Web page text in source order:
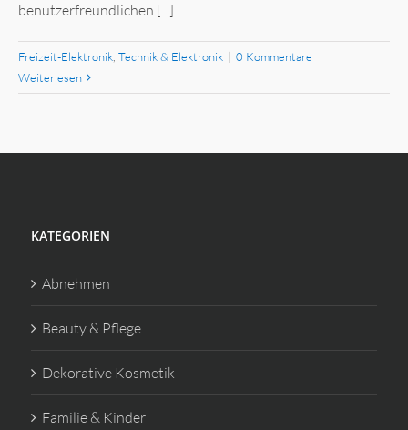
benutzerfreundlichen [...]
Freizeit-Elektronik Technik & Elektronik | 0 Kommentare
Weiterlesen
KATEGORIEN
Abnehmen
Beauty & Pflege
Dekorative Kosmetik
Familie & Kinder